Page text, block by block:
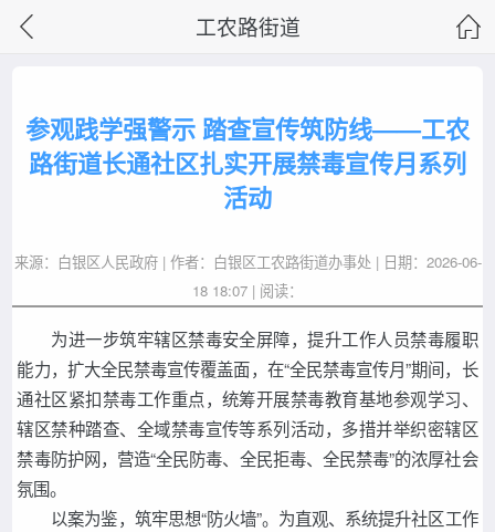
工农路街道
参观践学强警示 踏查宣传筑防线——工农
路街道长通社区扎实开展禁毒宣传月系列
活动
来源：白银区人民政府 | 作者：白银区工农路街道办事处 | 日期：2026-06-
18 18:07 | 阅读：
为进一步筑牢辖区禁毒安全屏障，提升工作人员禁毒履职
能力，扩大全民禁毒宣传覆盖面，在“全民禁毒宣传月”期间，长
通社区紧扣禁毒工作重点，统筹开展禁毒教育基地参观学习、
辖区禁种踏查、全域禁毒宣传等系列活动，多措并举织密辖区
禁毒防护网，营造“全民防毒、全民拒毒、全民禁毒”的浓厚社会
氛围。
以案为鉴，筑牢思想“防火墙”。为直观、系统提升社区工作